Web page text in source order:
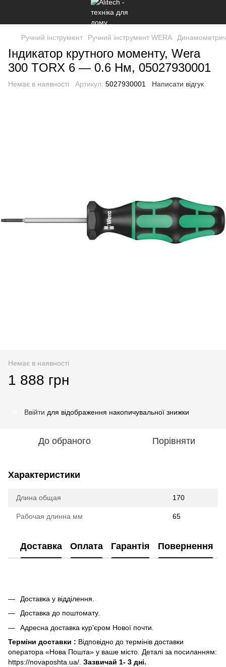
Ручний інструмент Ручний інструмент WERA
Індикатор крутного моменту, Wera
300 TORX 6 — 0.6 Нм, 05027930001
Немає в наявності Артикул: 5027930001 Написати відгук
Немає в наявності
1 888 грн
Ввійти для відображення накопичувальної знижки
До обраного Порівняти
Характеристики
Длина общая 170
Рабочая длинна мм 65
Доставка Оплата Гарантія Повернення
Доставка у відділення.
Доставка до поштомату.
Адресна доставка кур'єром Нової почти.
Терміни доставки : Відповідно до термінів доставки
оператора «Нова Пошта» у ваше місто. Деталі за посиланням:
https://novaposhta.ua/. Зазвичай 1- 3 дні.